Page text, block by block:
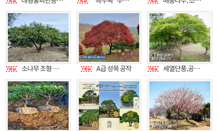
소나무 조형 및 특수목 판매 A급 성목 공작 세열단풍,공작단풍,수양단풍, 칠오삼단풍, 애기단풍, 계희단풍 판매합니다.